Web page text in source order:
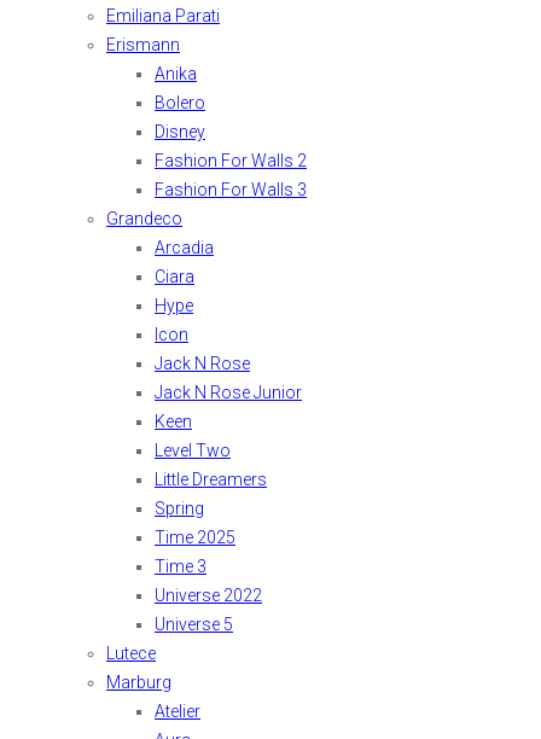
Emiliana Parati
Erismann
Anika
Bolero
Disney
Fashion For Walls 2
Fashion For Walls 3
Grandeco
Arcadia
Ciara
Hype
Icon
Jack N Rose
Jack N Rose Junior
Keen
Level Two
Little Dreamers
Spring
Time 2025
Time 3
Universe 2022
Universe 5
Lutece
Marburg
Atelier